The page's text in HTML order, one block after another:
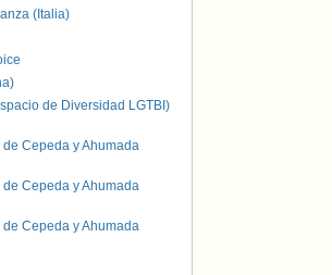
(Italia)
de Diversidad LGTBI)
Cepeda y Ahumada
Cepeda y Ahumada
Cepeda y Ahumada